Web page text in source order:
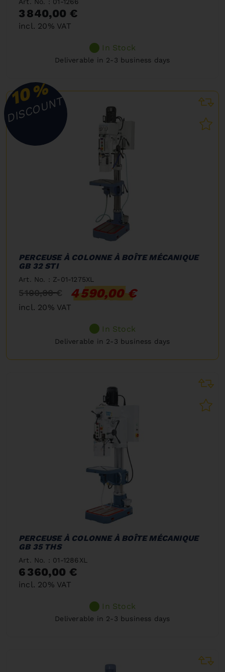
3 840,00 €
incl. 20% VAT
In Stock
Deliverable in 2-3 business days
10%
DISCOUNT
PERCEUSE À COLONNE À BOÎTE MÉCANIQUE
GB 32 STI
Art. No. : Z-01-1275XL
5 100,00 € 4 590,00 €
incl. 20% VAT
In Stock
Deliverable in 2-3 business days
PERCEUSE À COLONNE À BOÎTE MÉCANIQUE
GB 35 THS
Art. No. : 01-1286XL
6 360,00 €
incl. 20% VAT
In Stock
Deliverable in 2-3 business days